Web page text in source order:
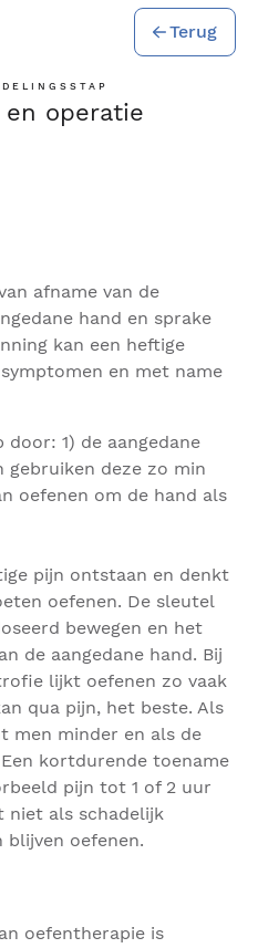
Terug
en operatie
afname van de
hand en sprake
kan een heftige
en met name
1) de aangedane
gebruiken deze zo min
oefenen om de hand als
pijn ontstaan en denkt
oefenen. De sleutel
bewegen en het
de aangedane hand. Bij
lijkt oefenen zo vaak
qua pijn, het beste. Als
men minder en als de
kortdurende toename
pijn tot 1 of 2 uur
niet als schadelijk
blijven oefenen.
oefentherapie is